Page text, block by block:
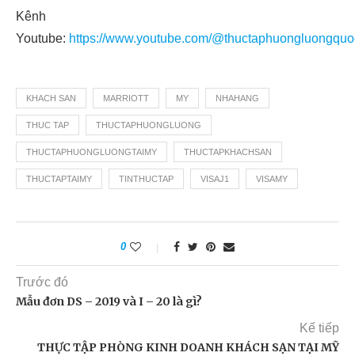
Kênh
Youtube: https://www.youtube.com/
KHACH SAN MARRIOTT MY NHAHANG
THUC TAP THUCTAPHUONGLUONG
THUCTAPHUONGLUONGTAIMY THUCTAPKHACHSAN
THUCTAPTAIMY TINTHUCTAP VISAJ1 VISAMY
0
Trước đó
Mẫu đơn DS – 2019 và I – 20 là gì?
Kế tiếp
THỰC TẬP PHÒNG KINH DOANH KHÁCH SẠN TẠI MỸ